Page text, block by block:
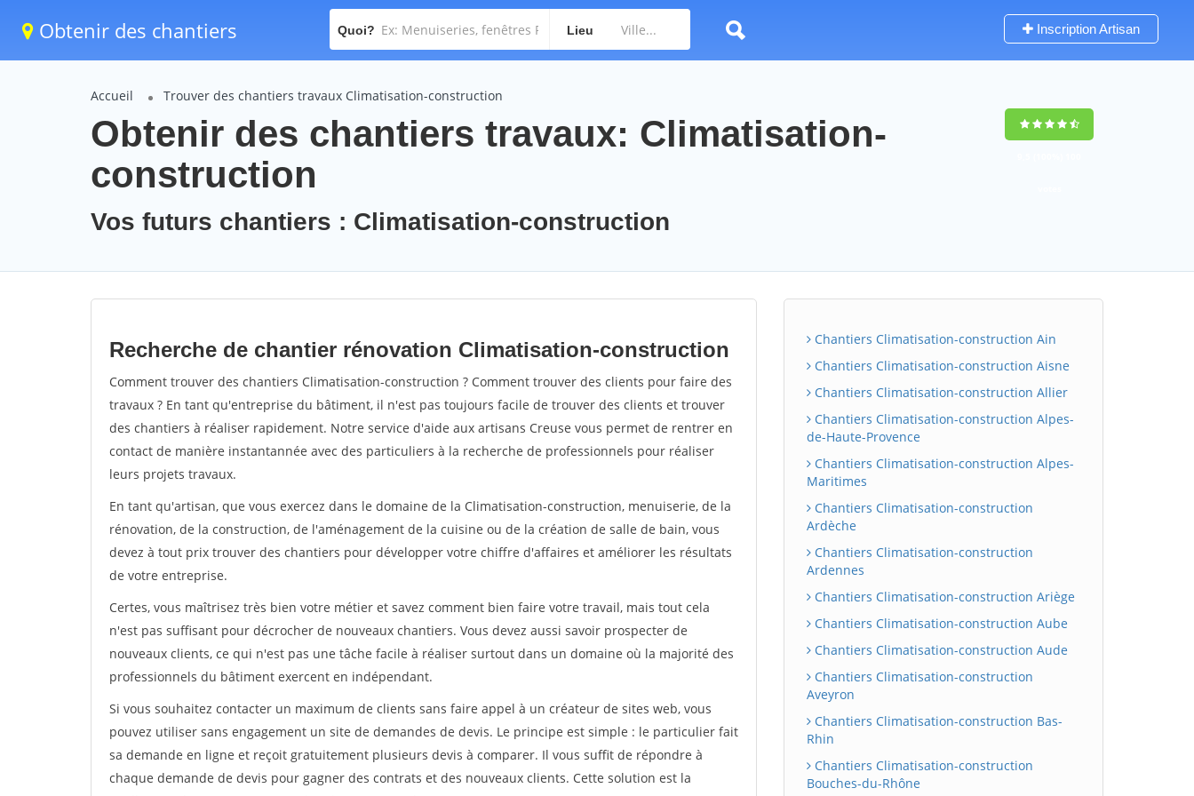
Obtenir des chantiers Quoi? Lieu Inscription Artisan
Accueil Trouver des chantiers travaux Climatisation-construction
Obtenir des chantiers travaux: Climatisation-
construction
Vos futurs chantiers : Climatisation-construction
Recherche de chantier rénovation Climatisation-construction
Comment trouver des chantiers Climatisation-construction ? Comment trouver des clients pour faire des
travaux ? En tant qu'entreprise du bâtiment, il n'est pas toujours facile de trouver des clients et trouver
des chantiers à réaliser rapidement. Notre service d'aide aux artisans Creuse vous permet de rentrer en
contact de manière instantannée avec des particuliers à la recherche de professionnels pour réaliser
leurs projets travaux.
En tant qu'artisan, que vous exercez dans le domaine de la Climatisation-construction, menuiserie, de la
rénovation, de la construction, de l'aménagement de la cuisine ou de la création de salle de bain, vous
devez à tout prix trouver des chantiers pour développer votre chiffre d'affaires et améliorer les résultats
de votre entreprise.
Certes, vous maîtrisez très bien votre métier et savez comment bien faire votre travail, mais tout cela
n'est pas suffisant pour décrocher de nouveaux chantiers. Vous devez aussi savoir prospecter de
nouveaux clients, ce qui n'est pas une tâche facile à réaliser surtout dans un domaine où la majorité des
professionnels du bâtiment exercent en indépendant.
Si vous souhaitez contacter un maximum de clients sans faire appel à un créateur de sites web, vous
pouvez utiliser sans engagement un site de demandes de devis. Le principe est simple : le particulier fait
sa demande en ligne et reçoit gratuitement plusieurs devis à comparer. Il vous suffit de répondre à
chaque demande de devis pour gagner des contrats et des nouveaux clients. Cette solution est la
Chantiers Climatisation-construction Ain
Chantiers Climatisation-construction Aisne
Chantiers Climatisation-construction Allier
Chantiers Climatisation-construction Alpes-
de-Haute-Provence
Chantiers Climatisation-construction Alpes-
Maritimes
Chantiers Climatisation-construction
Ardèche
Chantiers Climatisation-construction
Ardennes
Chantiers Climatisation-construction Ariège
Chantiers Climatisation-construction Aube
Chantiers Climatisation-construction Aude
Chantiers Climatisation-construction
Aveyron
Chantiers Climatisation-construction Bas-
Rhin
Chantiers Climatisation-construction
Bouches-du-Rhône